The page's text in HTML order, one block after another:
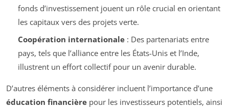
fonds d’investissement jouent un rôle crucial en orientant
les capitaux vers des projets verte.
Coopération internationale: Des partenariats entre
pays, tels que l’alliance entre les États-Unis et l’Inde,
illustrent un effort collectif pour un avenir durable.
D’autres éléments à considérer incluent l’importance d’une
éducation financière pour les investisseurs potentiels, ainsi